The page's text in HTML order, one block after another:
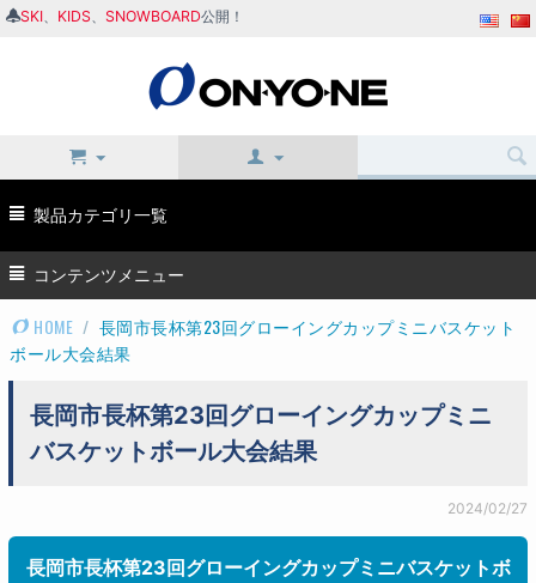
SKI KIDS SNOWBOARD公開！
製品カテゴリ一覧
コンテンツメニュー
HOME / 長岡市長杯第23回グローイングカップミニバスケット
ボール大会結果
長岡市長杯第23回グローイングカップミニ
バスケットボール大会結果
2024/02/27
長岡市長杯第23回グローイングカップミニバスケットボ